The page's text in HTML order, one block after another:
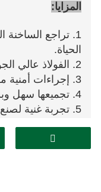
المزايا:
1. تراجع
الحياة.
2. الفولاذ عالي الجودة يأخذ قدرة تحميل ثقيلة
3. إجراءات أمنية مشددة
4. تجميعها سهل وبسيط
5. تجربة غنية لصنع سقالات الإطار